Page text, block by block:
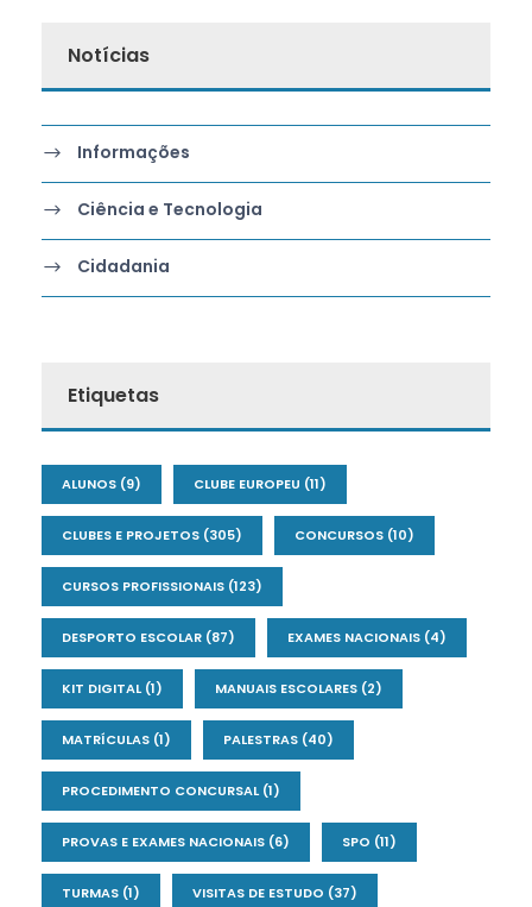
Notícias
Informações
Ciência e Tecnologia
Cidadania
Etiquetas
ALUNOS (9) CLUBE EUROPEU (11)
CLUBES E PROJETOS (305) CONCURSOS (10)
CURSOS PROFISSIONAIS (123)
DESPORTO ESCOLAR (87) EXAMES NACIONAIS (4)
KIT DIGITAL(1) MANUAIS ESCOLARES (2)
MATRÍCULAS (1) PALESTRAS (40)
PROCEDIMENTO CONCURSAL(1)
PROVAS E EXAMES NACIONAIS (6) SPO (11)
TURMAS (1) VISITAS DE ESTUDO (37)